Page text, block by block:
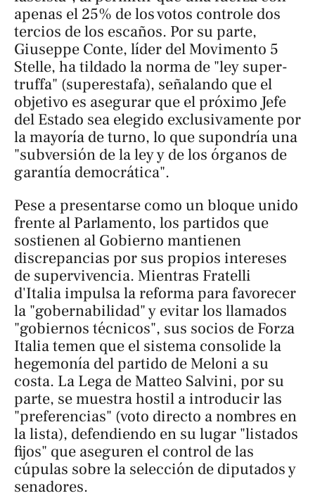
apenas el 25% de los votos controle dos
tercios de los escaños. Por su parte,
Giuseppe Conte, líder del Movimento 5
Stelle, ha tildado la norma de "ley super-
truffa" (superestafa), señalando que el
objetivo es asegurar que el próximo Jefe
del Estado sea elegido exclusivamente por
la mayoría de turno, lo que supondría una
"subversión de la ley y de los órganos de
garantía democrática".
Pese a presentarse como un bloque unido
frente al Parlamento, los partidos que
sostienen al Gobierno mantienen
discrepancias por sus propios intereses
de supervivencia. Mientras Fratelli
d'Italia impulsa la reforma para favorecer
la "gobernabilidad" y evitar los llamados
"gobiernos técnicos", sus socios de Forza
Italia temen que el sistema consolide la
hegemonía del partido de Meloni a su
costa. La Lega de Matteo Salvini, por su
parte, se muestra hostil a introducir las
"preferencias" (voto directo a nombres en
la lista), defendiendo en su lugar "listados
fijos" que aseguren el control de las
cúpulas sobre la selección de diputados y
senadores.